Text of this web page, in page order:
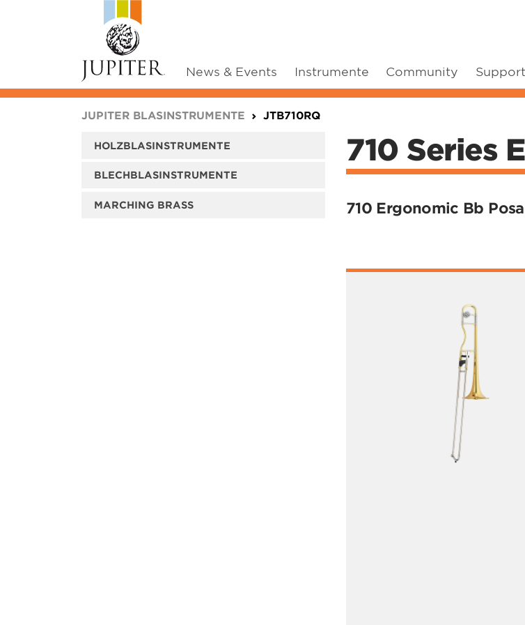
News & Events Instrumente Community Support
JUPITER BLASINSTRUMENTE JTB710RQ
HOLZBLASINSTRUMENTE
BLECHBLASINSTRUMENTE
MARCHING BRASS
710 Series
710 Ergonomic Bb